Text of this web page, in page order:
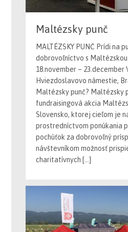
Maltézsky punč
MALTÉZSKY PUNČ Prídi na
dobrovoľníctvo s Maltézskou
18.november – 23.december
Hviezdoslavovo námestie,
Maltézsky punč? Maltézsky
fundraisingová akcia
Slovensko, ktorej cieľom je
prostredníctvom ponúkania
pochúťok za dobrovoľný
návštevníkom možnosť
charitatívnych […]